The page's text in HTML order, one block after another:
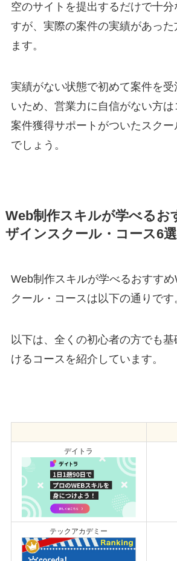
空のサイトを提出するだけで十分
すが、実際の案件の実績があった
ます。
実績がない状態で初めて案件を受
いため、営業力に自信がない方
案件獲得サポートがついたスク
でしょう。
Web制作スキルが学べるお
ザインスクール・コース6選
Web制作スキルが学べるおすす
クール・コースは以下の通りです
以下は、全くの初心者の方でも
けるコースを紹介しています。
デイトラ
テックアカデミー